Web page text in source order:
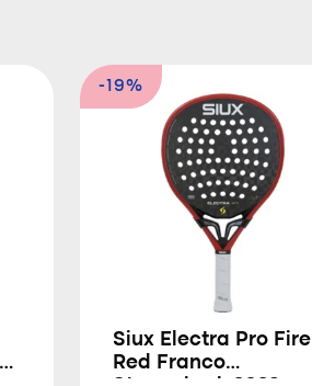
-19%
Siux Electra Pro Fire
Red Franco